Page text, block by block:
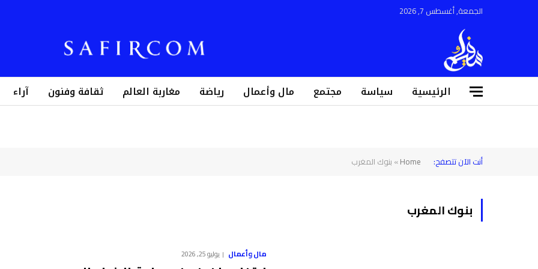
الجمعة, أغسطس 7, 2026
الرئيسية سياسة مجتمع مال وأعمال رياضة مغاربة العالم ثقافة وفنون آراء
أنت الآن تتصفح: Home
» بنوك المغرب
بنوك المغرب
مال وأعمال يوليو 25, 2026